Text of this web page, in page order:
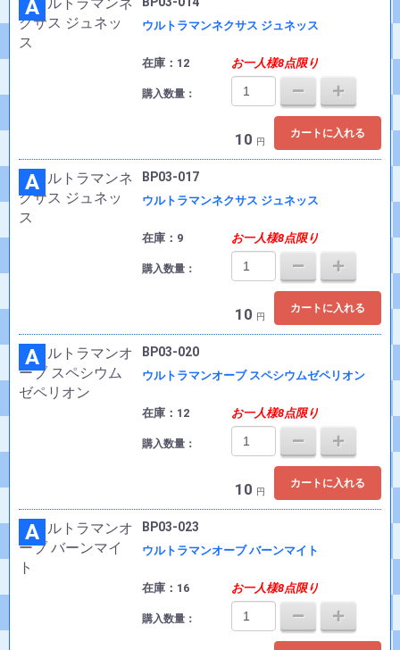
A
ウルトラマンネクサス ジュネッス
在庫：12 お一人様8点限り
購入数量：
10 円
カートに入れる
A BP03-017
ウルトラマンネクサス ジュネッス
在庫：9 お一人様8点限り
購入数量：
10 円
カートに入れる
A BP03-020
ウルトラマンオーブ スペシウムゼペリオン
在庫：12 お一人様8点限り
購入数量：
10 円
カートに入れる
A BP03-023
ウルトラマンオーブ バーンマイト
在庫：16 お一人様8点限り
購入数量：